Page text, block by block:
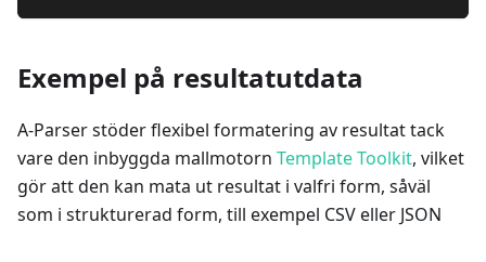
Exempel på resultatutdata
A-Parser stöder flexibel formatering av resultat tack
vare den inbyggda mallmotorn Template Toolkit, vilket
gör att den kan mata ut resultat i valfri form, såväl
som i strukturerad form, till exempel CSV eller JSON